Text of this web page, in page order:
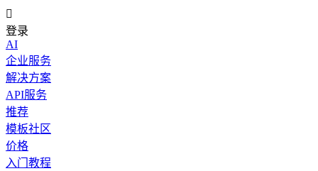

登录
AI
企业服务
解决方案
API服务
推荐
模板社区
价格
入门教程